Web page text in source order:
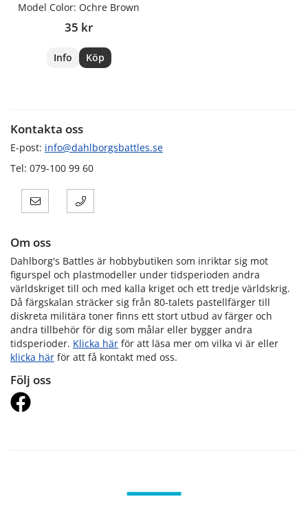
Model Color: Ochre Brown
35 kr
Info Köp
Kontakta oss
E-post: info@dahlborgsbattles.se
Tel: 079-100 99 60
Om oss
Dahlborg's Battles är hobbybutiken som inriktar sig mot
figurspel och plastmodeller under tidsperioden andra
världskriget till och med kalla kriget och ett tredje världskrig.
Då färgskalan sträcker sig från 80-talets pastellfärger till
diskreta militära toner finns ett stort utbud av färger och
andra tillbehör för dig som målar eller bygger andra
tidsperioder. Klicka här för att läsa mer om vilka vi är eller
klicka här för att få kontakt med oss.
Följ oss